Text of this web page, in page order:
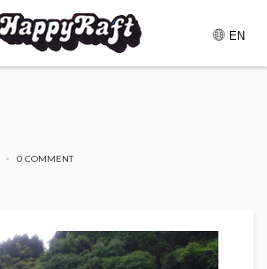
EN
0 COMMENT